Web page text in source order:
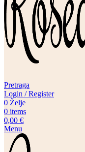
Pretraga
Login / Register
0 Želje
0 items
0,00 €
Menu